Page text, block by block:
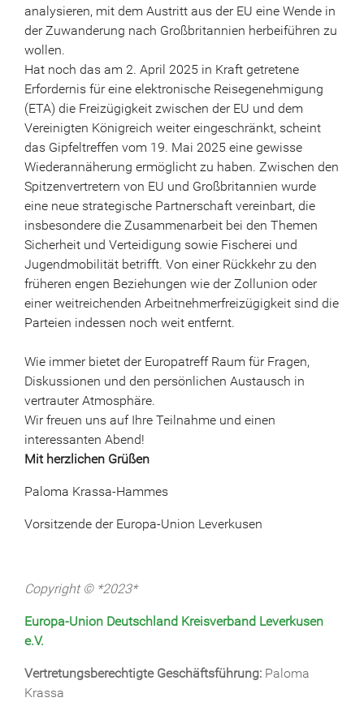
analysieren, mit dem Austritt aus der EU eine Wende in
der Zuwanderung nach Großbritannien herbeiführen zu
wollen.
Hat noch das am 2. April 2025 in Kraft getretene
Erfordernis für eine elektronische Reisegenehmigung
(ETA) die Freizügigkeit zwischen der EU und dem
Vereinigten Königreich weiter eingeschränkt, scheint
das Gipfeltreffen vom 19. Mai 2025 eine gewisse
Wiederannäherung ermöglicht zu haben. Zwischen den
Spitzenvertretern von EU und Großbritannien wurde
eine neue strategische Partnerschaft vereinbart, die
insbesondere die Zusammenarbeit bei den Themen
Sicherheit und Verteidigung sowie Fischerei und
Jugendmobilität betrifft. Von einer Rückkehr zu den
früheren engen Beziehungen wie der Zollunion oder
einer weitreichenden Arbeitnehmerfreizügigkeit sind die
Parteien indessen noch weit entfernt.
Wie immer bietet der Europatreff Raum für Fragen,
Diskussionen und den persönlichen Austausch in
vertrauter Atmosphäre.
Wir freuen uns auf Ihre Teilnahme und einen
interessanten Abend!
Mit herzlichen Grüßen
Paloma Krassa-Hammes
Vorsitzende der Europa-Union Leverkusen
Copyright © *2023*
Europa-Union Deutschland Kreisverband Leverkusen
e.V.
Vertretungsberechtigte Geschäftsführung: Paloma
Krassa